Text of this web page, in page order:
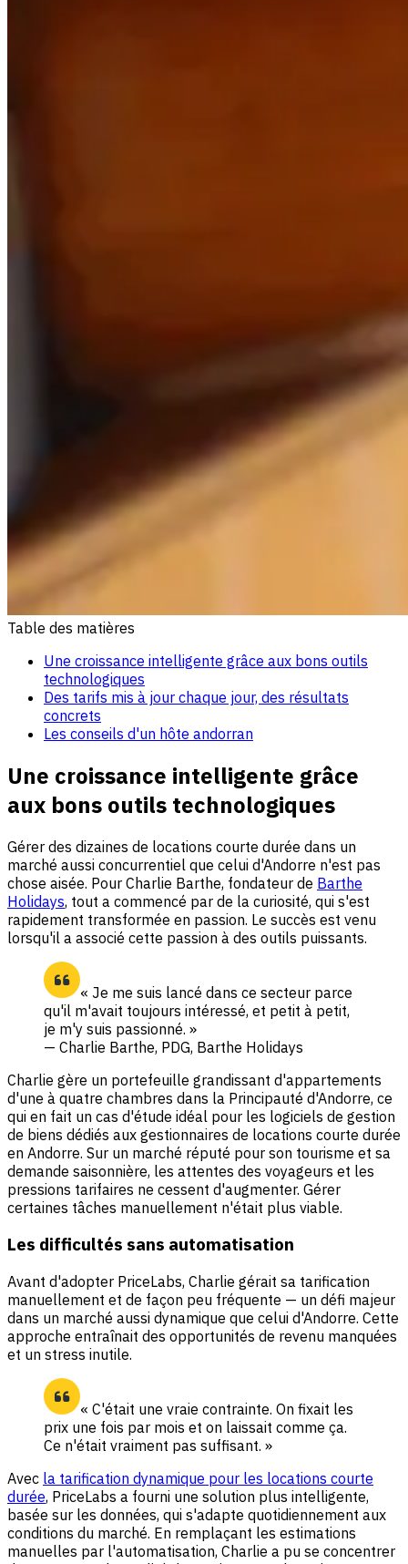
Table des matières
Une croissance intelligente grâce aux bons outils
technologiques
Des tarifs mis à jour chaque jour, des résultats
concrets
Les conseils d'un hôte andorran
Une croissance intelligente grâce
aux bons outils technologiques
Gérer des dizaines de locations courte durée dans un
marché aussi concurrentiel que celui d'Andorre n'est pas
chose aisée. Pour Charlie Barthe, fondateur de Barthe
Holidays, tout a commencé par de la curiosité, qui s'est
rapidement transformée en passion. Le succès est venu
lorsqu'il a associé cette passion à des outils puissants.
« Je me suis lancé dans ce secteur parce
qu'il m'avait toujours intéressé, et petit à petit,
je m'y suis passionné. »
— Charlie Barthe, PDG, Barthe Holidays
Charlie gère un portefeuille grandissant d'appartements
d'une à quatre chambres dans la Principauté d'Andorre, ce
qui en fait un cas d'étude idéal pour les logiciels de gestion
de biens dédiés aux gestionnaires de locations courte durée
en Andorre. Sur un marché réputé pour son tourisme et sa
demande saisonnière, les attentes des voyageurs et les
pressions tarifaires ne cessent d'augmenter. Gérer
certaines tâches manuellement n'était plus viable.
Les difficultés sans automatisation
Avant d'adopter PriceLabs, Charlie gérait sa tarification
manuellement et de façon peu fréquente — un défi majeur
dans un marché aussi dynamique que celui d'Andorre. Cette
approche entraînait des opportunités de revenu manquées
et un stress inutile.
« C'était une vraie contrainte. On fixait les
prix une fois par mois et on laissait comme ça.
Ce n'était vraiment pas suffisant. »
Avec la tarification dynamique pour les locations courte
durée, PriceLabs a fourni une solution plus intelligente,
basée sur les données, qui s'adapte quotidiennement aux
conditions du marché. En remplaçant les estimations
manuelles par l'automatisation, Charlie a pu se concentrer